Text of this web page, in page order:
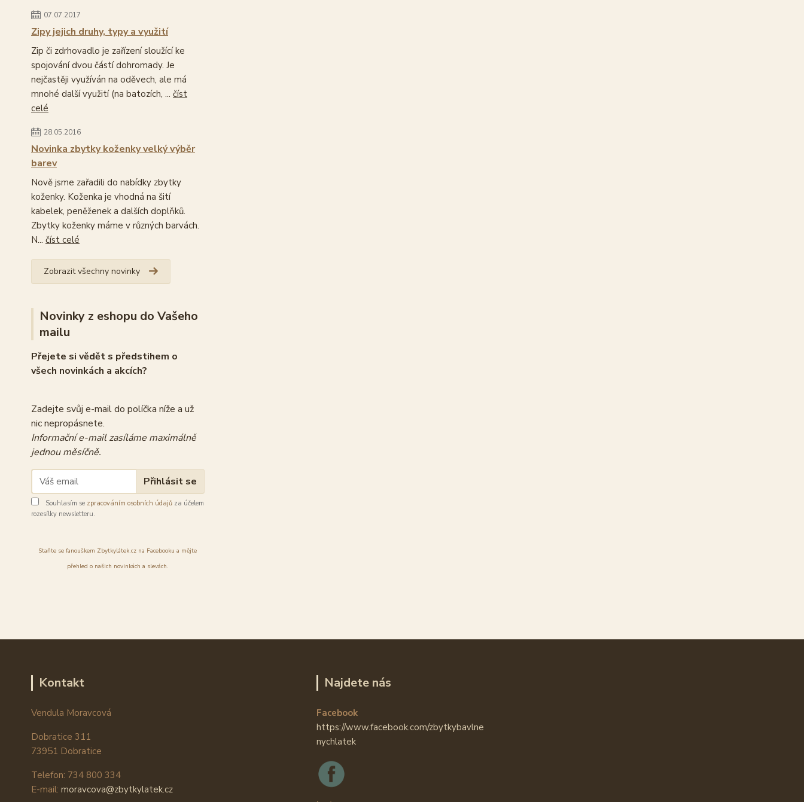
07.07.2017
Zipy jejich druhy, typy a využití
Zip či zdrhovadlo je zařízení sloužící ke
spojování dvou částí dohromady. Je
nejčastěji využíván na oděvech, ale má
mnohé další využití (na batozích, ... číst
celé
28.05.2016
Novinka zbytky koženky velký výběr
barev
Nově jsme zařadili do nabídky zbytky
koženky. Koženka je vhodná na šití
kabelek, peněženek a dalších doplňků.
Zbytky koženky máme v různých barvách.
N... číst celé
Zobrazit všechny novinky
Novinky z eshopu do Vašeho
mailu
Přejete si vědět s předstihem o
všech novinkách a akcích?
Zadejte svůj e-mail do políčka níže a už
nic nepropásnete.
Informační e-mail zasíláme maximálně
jednou měsíčně.
Přihlásit se
Souhlasím se zpracováním osobních údajů za účelem
rozesílky newsletteru.
Staňte se fanouškem Zbytkylátek.cz na Facebooku a mějte
přehled o našich novinkách a slevách.
Kontakt
Vendula Moravcová
Dobratice 311
73951 Dobratice
Telefon: 734 800 334
E-mail: moravcova@zbytkylatek.cz
Najdete nás
Facebook
https://www.facebook.com/zbytkybavlne
nychlatek